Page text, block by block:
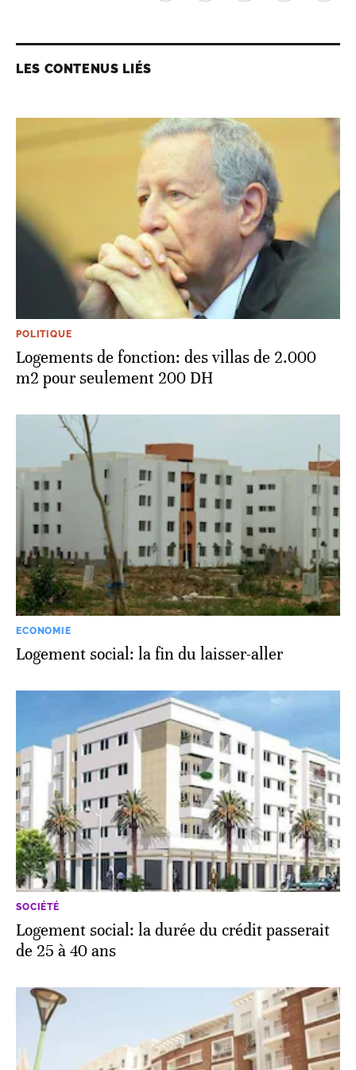
LES CONTENUS LIÉS
POLITIQUE
Logements de fonction: des villas de 2.000
m2 pour seulement 200 DH
ECONOMIE
Logement social: la fin du laisser-aller
SOCIÉTÉ
Logement social: la durée du crédit passerait
de 25 à 40 ans